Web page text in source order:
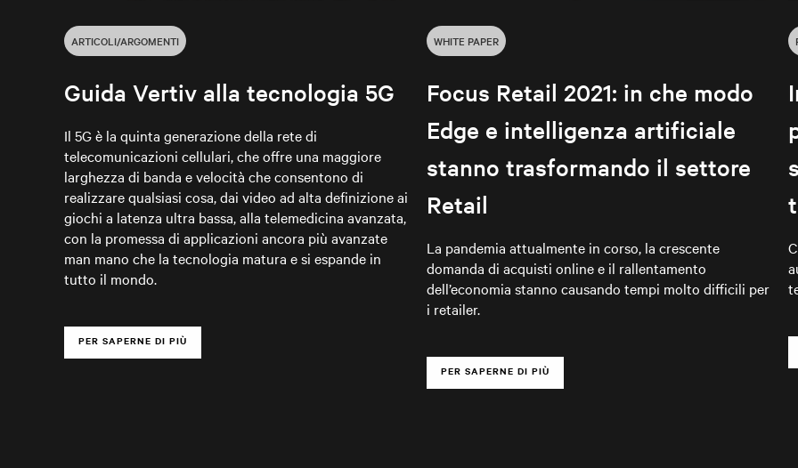
ARTICOLI/ARGOMENTI
Guida Vertiv alla tecnologia 5G
Il 5G è la quinta generazione della rete di
telecomunicazioni cellulari, che offre una maggiore
larghezza di banda e velocità che consentono di
realizzare qualsiasi cosa, dai video ad alta definizione ai
giochi a latenza ultra bassa, alla telemedicina avanzata,
con la promessa di applicazioni ancora più avanzate
man mano che la tecnologia matura e si espande in
tutto il mondo.
PER SAPERNE DI PIÙ
WHITE PAPER
Focus Retail 2021: in che modo
Edge e intelligenza artificiale
stanno trasformando il settore
Retail
La pandemia attualmente in corso, la crescente
domanda di acquisti online e il rallentamento
dell’economia stanno causando tempi molto difficili per
i retailer.
PER SAPERNE DI PIÙ